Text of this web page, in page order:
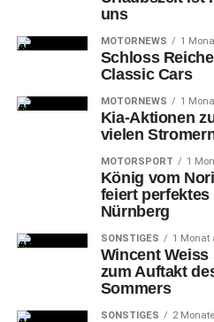
(halb-)Namensvetter
führte sich mit Philipp Mass
von den „Grizzlys“ Wolfsburg
(Spielzeit 6:37 durch den Ex-
gleich für sein erstes Tor beim
Fox zum Drittel-Ende (19:59)
uns
MOTORNEWS 1
Schloss
Classic Cars
MOTORNEWS 1
Kia-Aktionen
vielen
MOTORSPORT 1
König vom
feiert perfektes
Nürnberg
SONSTIGES 1 Monat
Wincent
zum Auftakt
Sommers
SONSTIGES 2